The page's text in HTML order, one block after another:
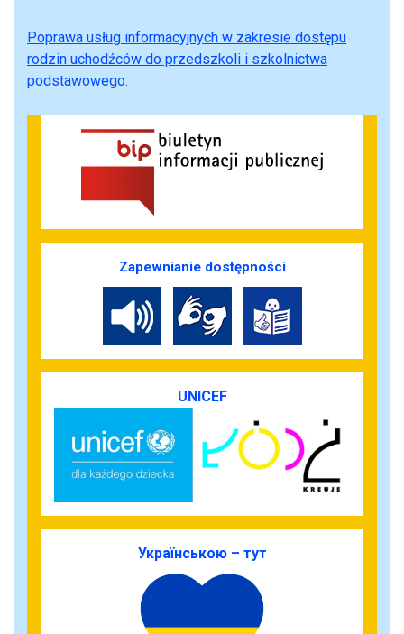
Poprawa usług informacyjnych w zakresie dostępu
rodzin uchodźców do przedszkoli i szkolnictwa
podstawowego.
Zapewnianie dostępności
UNICEF
Українською – тут